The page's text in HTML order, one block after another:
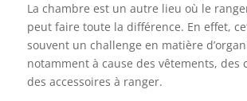
La chambre est un autre lieu où le
peut faire toute la différence. En effet,
souvent un challenge en matière
notamment à cause des vêtements, des
des accessoires à ranger.